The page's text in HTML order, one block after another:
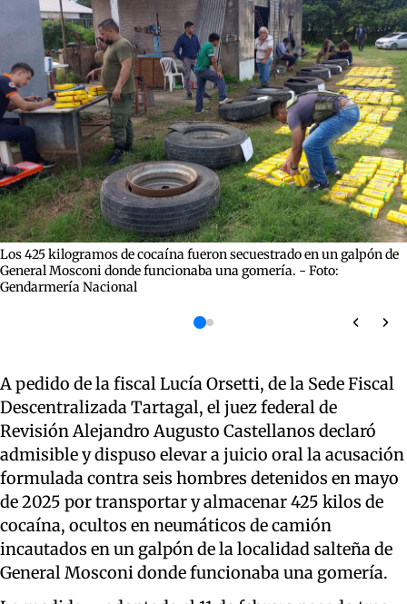
Los 425 kilogramos de cocaína fueron secuestrado en un galpón de
General Mosconi donde funcionaba una gomería. - Foto:
Gendarmería Nacional
A pedido de la fiscal Lucía Orsetti, de la Sede Fiscal
Descentralizada Tartagal, el juez federal de
Revisión Alejandro Augusto Castellanos declaró
admisible y dispuso elevar a juicio oral la acusación
formulada contra seis hombres detenidos en mayo
de 2025 por transportar y almacenar 425 kilos de
cocaína, ocultos en neumáticos de camión
incautados en un galpón de la localidad salteña de
General Mosconi donde funcionaba una gomería.